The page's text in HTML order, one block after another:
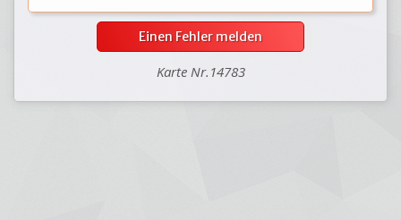
Einen Fehler melden
Karte Nr.14783